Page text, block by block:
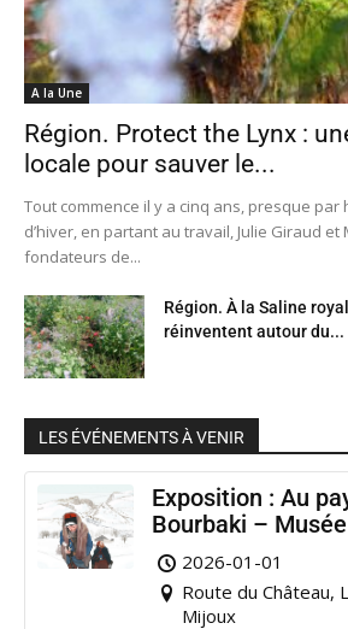
A la Une
Région. Protect the Lynx :
locale pour sauver le...
Tout commence il y a cinq ans, presque par
d’hiver, en partant au travail, Julie Giraud et
fondateurs de...
Région. À la Saline
réinventent autour du...
LES ÉVÉNEMENTS À VENIR
Exposition : Au
Bourbaki –
Pontarlier
2026-01-01
Route du Château,
Mijoux